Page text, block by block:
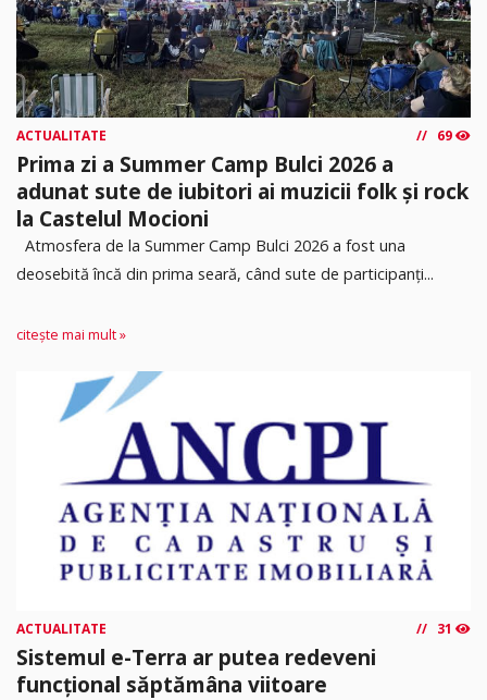
ACTUALITATE 69
Prima zi a Summer Camp Bulci 2026 a
adunat sute de iubitori ai muzicii folk și rock
la Castelul Mocioni
Atmosfera de la Summer Camp Bulci 2026 a fost una
deosebită încă din prima seară, când sute de participanți...
citește mai mult »
ACTUALITATE 31
Sistemul e-Terra ar putea redeveni
funcțional săptămâna viitoare